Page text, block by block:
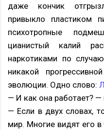
даже кончик
привыкло пластиком
психотропные
цианистый калий
наркотиками по
никакой
эволюции. Одно слово:
— И как она работает?
— Если в двух словах,
мир. Многие видят его